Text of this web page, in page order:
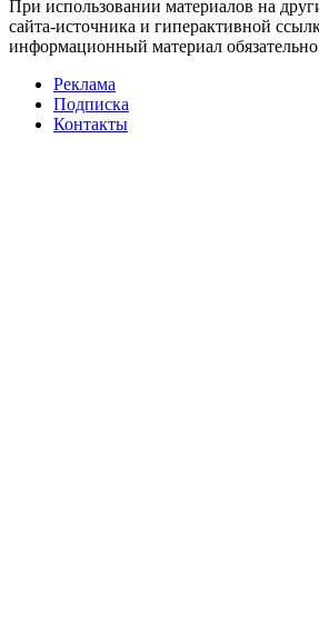
При использовании материалов на
сайта-источника и гиперактивной
информационный материал
Реклама
Подписка
Контакты